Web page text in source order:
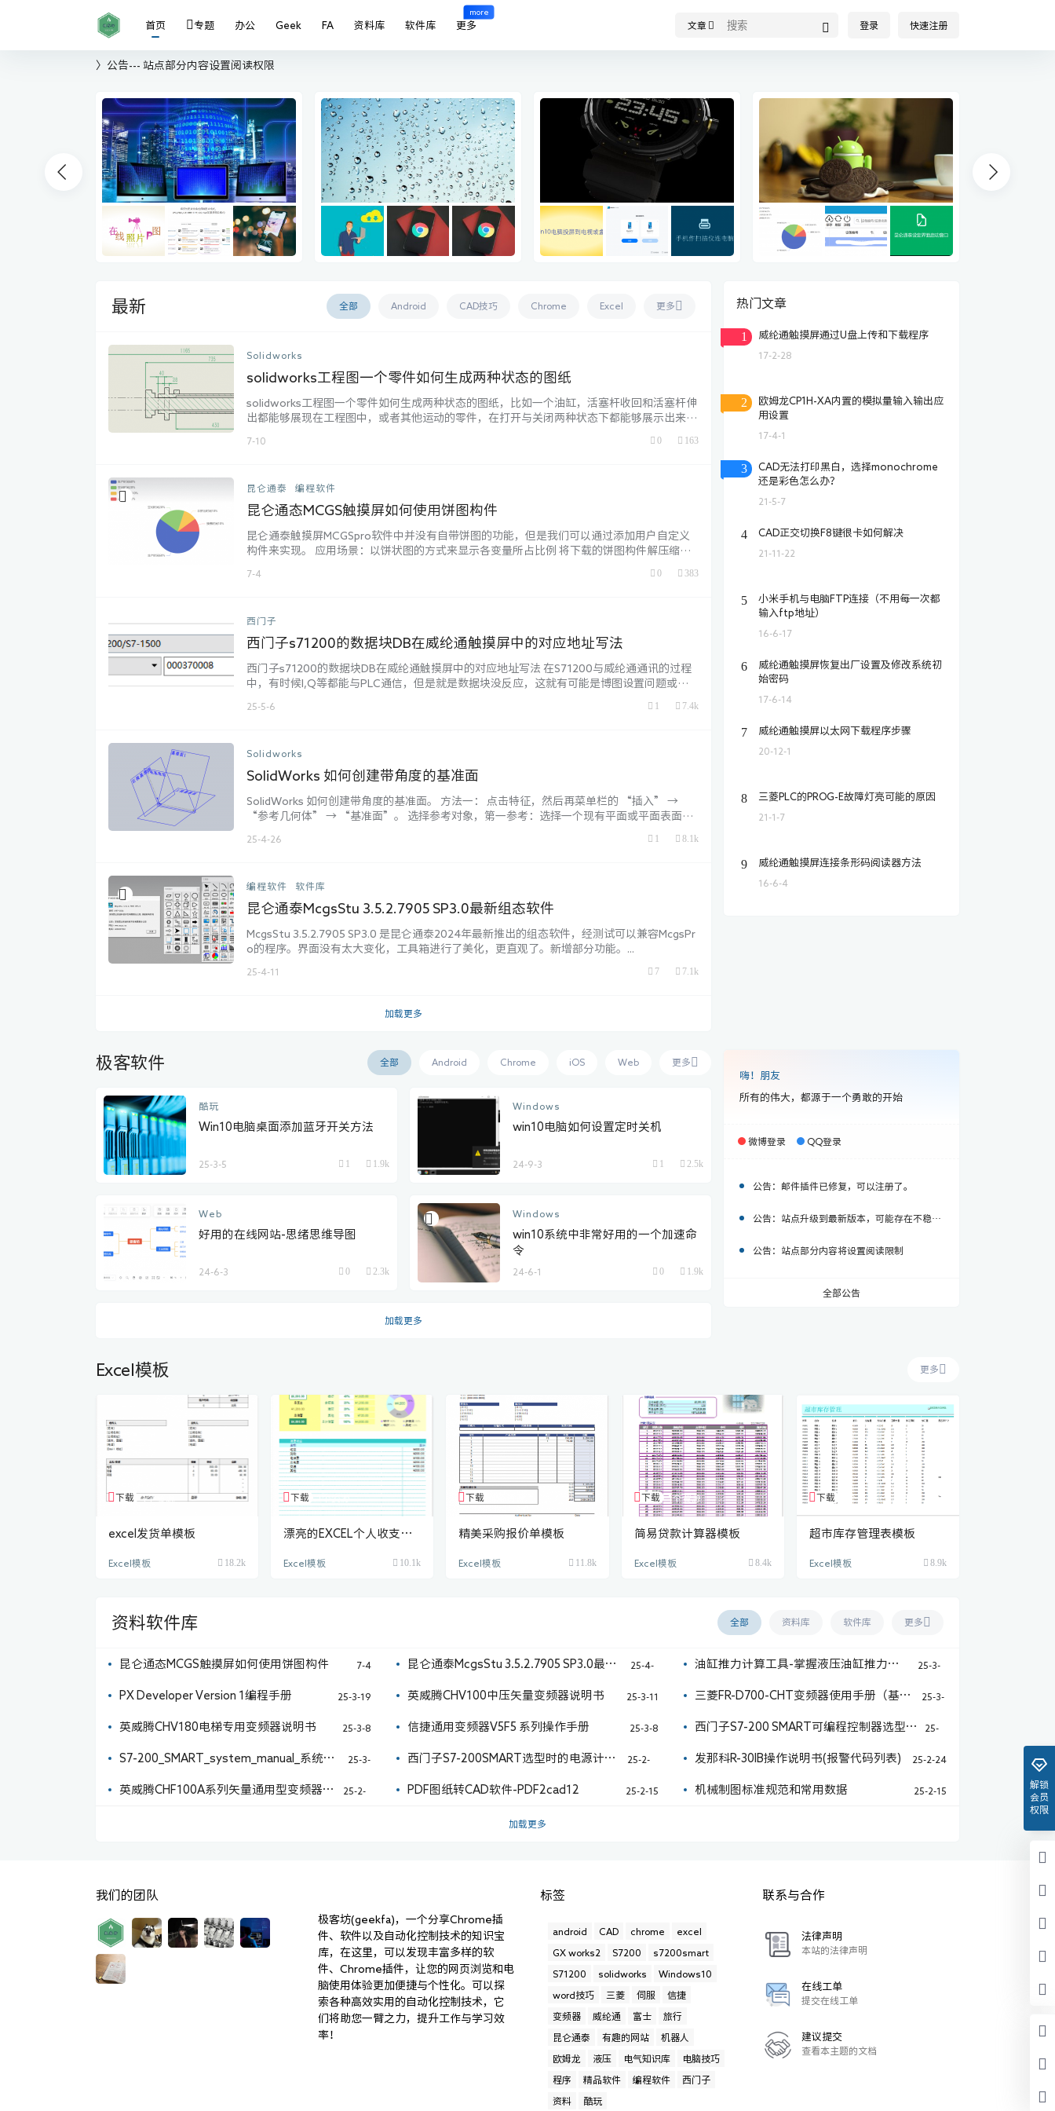
首页 专题 办公 Geek FA 资料库 软件库 更多
more
文章 登录 快速注册
〉公告--- 站点部分内容设置阅读权限
最新 全部 Android CAD技巧 Chrome Excel 更多
Solidworks
solidworks工程图一个零件如何生成两种状态的图纸
solidworks工程图一个零件如何生成两种状态的图纸，比如一个油缸，活塞杆收回和活塞杆伸
出都能够展现在工程图中，或者其他运动的零件，在打开与关闭两种状态下都能够展示出来，
长度，也以虚线显示了油缸伸出的长度，很直观。 生成这样的工程图是如何操作的： 实现方
7-10 0 163
昆仑通泰 编程软件
昆仑通态MCGS触摸屏如何使用饼图构件
昆仑通泰触摸屏MCGSpro软件中并没有自带饼图的功能，但是我们可以通过添加用户自定义
构件来实现。 应用场景：以饼状图的方式来显示各变量所占比例 将下载的饼图构件解压缩得
这里(默认D盘)：D:\McgsPro\Program\ActiveX\用户定制构件 放在用户定制构件文件夹下即
7-4 0 383
西门子
西门子s71200的数据块DB在威纶通触摸屏中的对应地址写法
西门子s71200的数据块DB在威纶通触摸屏中的对应地址写法 在S71200与威纶通通讯的过程
中，有时候I,Q等都能与PLC通信，但是就是数据块没反应，这就有可能是博图设置问题或者
即DB20,起始地址为8，即偏移量8， 如果是DINT (32位整数)，S71200的双字地址为DB37.D
25-5-6 1 7.4k
Solidworks
SolidWorks 如何创建带角度的基准面
SolidWorks 如何创建带角度的基准面。 方法一： 点击特征，然后再菜单栏的 “插入” →
“参考几何体” → “基准面”。 选择参考对象，第一参考：选择一个现有平面或平面表面
转” 可调整方向（可选）。 第二参考（可选）：如果需要基于某条边线旋转，选择一条边线
25-4-26 1 8.1k
编程软件 软件库
昆仑通泰McgsStu 3.5.2.7905 SP3.0最新组态软件
McgsStu 3.5.2.7905 SP3.0 是昆仑通泰2024年最新推出的组态软件，经测试可以兼容McgsPr
o的程序。界面没有太大变化，工具箱进行了美化，更直观了。新增部分功能。...
25-4-11 7 7.1k
加载更多
热门文章
1 威纶通触摸屏通过U盘上传和下载程序
17-2-28
2
欧姆龙CP1H-XA内置的模拟量输入输出应
用设置
17-4-1
3
CAD无法打印黑白，选择monochrome
还是彩色怎么办？
21-5-7
4 CAD正交切换F8键很卡如何解决
21-11-22
5
小米手机与电脑FTP连接（不用每一次都
输入ftp地址）
16-6-17
6
威纶通触摸屏恢复出厂设置及修改系统初
始密码
17-6-14
7 威纶通触摸屏以太网下载程序步骤
20-12-1
8 三菱PLC的PROG-E故障灯亮可能的原因
21-1-7
9 威纶通触摸屏连接条形码阅读器方法
16-6-4
极客软件 全部 Android Chrome iOS Web 更多
酷玩
Win10电脑桌面添加蓝牙开关方法
25-3-5 1 1.9k
Windows
win10电脑如何设置定时关机
24-9-3 1 2.5k
Web
好用的在线网站-思绪思维导图
24-6-3 0 2.3k
Windows
win10系统中非常好用的一个加速命
令
24-6-1 0 1.9k
加载更多
嗨！朋友
所有的伟大，都源于一个勇敢的开始
微博登录 QQ登录
公告： 邮件插件已修复，可以注册了。
公告： 站点升级到最新版本，可能存在不稳定，近两天升级完成将正常
公告： 站点部分内容将设置阅读限制
全部公告
Excel模板 更多
下载 1个资源
excel发货单模板
Excel模板 18.2k
下载 1个资源
漂亮的EXCEL个人收支规
Excel模板 10.1k
下载
精美采购报价单模板
Excel模板 11.8k
下载 1个资源
简易贷款计算器模板
Excel模板 8.4k
下载 1个资源
超市库存管理表模板
Excel模板 8.9k
资料软件库 全部 资料库 软件库 更多
昆仑通态MCGS触摸屏如何使用饼图构件 7-4
昆仑通泰McgsStu 3.5.2.7905 SP3.0最新
25-4-
油缸推力计算工具-掌握液压油缸推力的
25-3-
PX Developer Version 1编程手册 25-3-19 英威腾CHV100中压矢量变频器说明书 25-3-11
三菱FR-D700-CHT变频器使用手册（基础
25-3-
英威腾CHV180电梯专用变频器说明书 25-3-8 信捷通用变频器V5F5 系列操作手册 25-3-8
西门子S7-200 SMART可编程控制器选型
25-
S7-200_SMART_system_manual_系统手
25-3-
西门子S7-200SMART选型时的电源计算
25-2-
发那科R-30IB操作说明书(报警代码列表) 25-2-24
英威腾CHF100A系列矢量通用型变频器说
25-2-
PDF图纸转CAD软件-PDF2cad12 25-2-15 机械制图标准规范和常用数据 25-2-15
加载更多
解锁
会员
权限
我们的团队
极客坊(geekfa)，一个分享Chrome插
件、软件以及自动化控制技术的知识宝
库，在这里，可以发现丰富多样的软
件、Chrome插件，让您的网页浏览和电
脑使用体验更加便捷与个性化。可以探
索各种高效实用的自动化控制技术，它
们将助您一臂之力，提升工作与学习效
率！
标签
android CAD chrome excel
GX works2 S7200 s7200smart
S71200 solidworks Windows10
word技巧 三菱 伺服 信捷
变频器 威纶通 富士 旅行
昆仑通泰 有趣的网站 机器人
欧姆龙 液压 电气知识库 电脑技巧
程序 精品软件 编程软件 西门子
资料 酷玩
联系与合作
法律声明
本站的法律声明
在线工单
提交在线工单
建议提交
查看本主题的文档